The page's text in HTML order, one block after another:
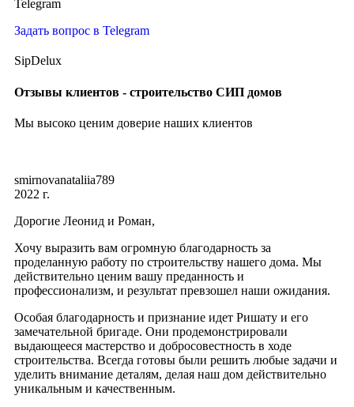
Telegram
Задать вопрос в Telegram
SipDelux
Отзывы клиентов - строительство СИП домов
Мы высоко ценим доверие наших клиентов
smirnovanataliia789
2022 г.
Дорогие Леонид и Роман,
Хочу выразить вам огромную благодарность за
проделанную работу по строительству нашего дома. Мы
действительно ценим вашу преданность и
профессионализм, и результат превзошел наши ожидания.
Особая благодарность и признание идет Ришату и его
замечательной бригаде. Они продемонстрировали
выдающееся мастерство и добросовестность в ходе
строительства. Всегда готовы были решить любые задачи и
уделить внимание деталям, делая наш дом действительно
уникальным и качественным.